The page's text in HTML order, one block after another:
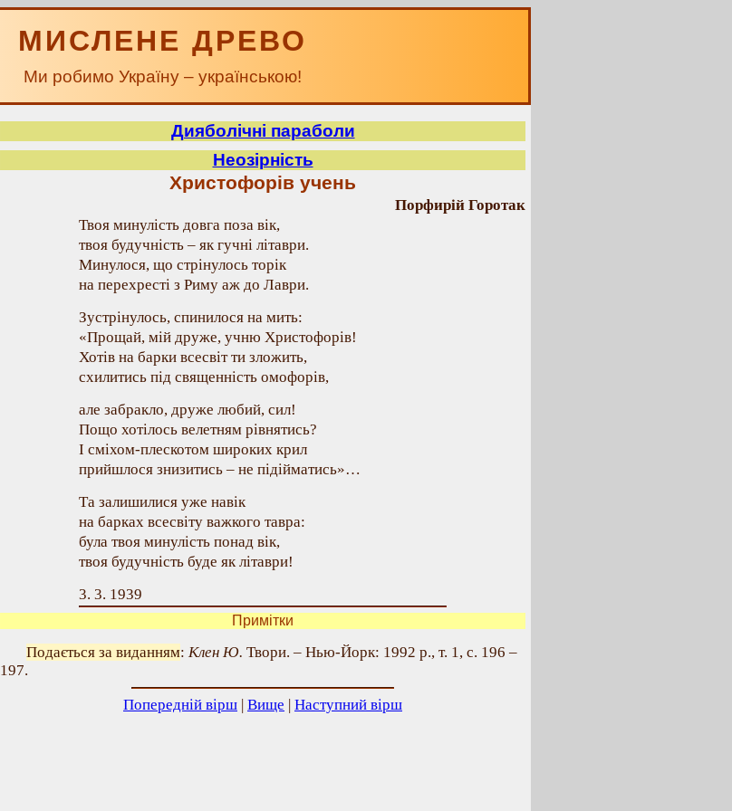
МИСЛЕНЕ ДРЕВО
Ми робимо Україну – українською!
Дияболічні параболи
Неозірність
Христофорів учень
Порфирій Горотак
Твоя минулість довга поза вік,
твоя будучність – як гучні літаври.
Минулося, що стрінулось торік
на перехресті з Риму аж до Лаври.
Зустрінулось, спинилося на мить:
«Прощай, мій друже, учню Христофорів!
Хотів на барки всесвіт ти зложить,
схилитись під священність омофорів,
але забракло, друже любий, сил!
Пощо хотілось велетням рівнятись?
І сміхом-плескотом широких крил
прийшлося знизитись – не підійматись»…
Та залишилися уже навік
на барках всесвіту важкого тавра:
була твоя минулість понад вік,
твоя будучність буде як літаври!
3. 3. 1939
Примітки
Подається за виданням: Клен Ю. Твори. – Нью-Йорк: 1992 р., т. 1, с. 196 –
197.
Попередній вірш | Вище | Наступний вірш